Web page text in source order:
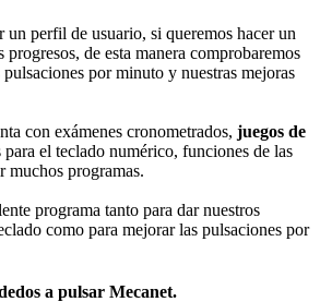
un perfil de usuario, si queremos hacer un
progresos, de esta manera comprobaremos
por minuto y nuestras mejoras
con exámenes cronometrados, juegos de
para el teclado numérico, funciones de las
muchos programas.
programa tanto para dar nuestros
como para mejorar las pulsaciones por
a pulsar Mecanet.